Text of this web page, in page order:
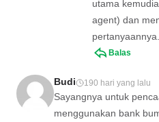
utama
agent) dan
Balas
Budi 190 hari yang lalu
Sayangnya untuk
menggunakan bank